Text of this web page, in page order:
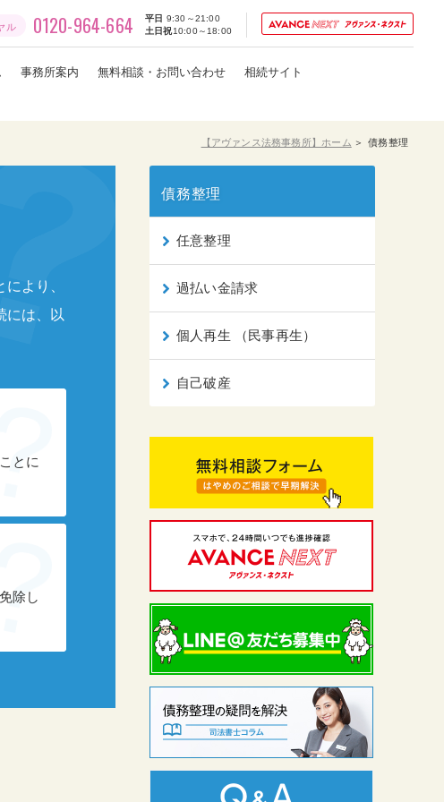
ル 0120-964-664 平日 9:30～21:00
土日祝10:00～18:00
事務所案内 無料相談・お問い合わせ
相続サイト
【アヴァンス法務事務所】ホーム 債務整理
より、
には、以
とに
除し
債務整理
任意整理
過払い金請求
個人再生 （民事再生）
自己破産